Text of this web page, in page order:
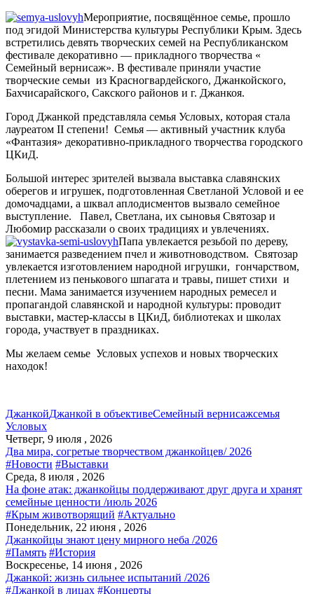
Мероприятие, посвящённое семье, прошло
под эгидой Министерства культуры Республики Крым. Здесь
встретились девять творческих семей на Республиканском
фестивале декоративно — прикладного творчества «
Семейный вернисаж». В фестивале приняли участие
творческие семьи из Красногвардейского, Джанкойского,
Бахчисарайского, Сакского районов и г. Джанкоя.
Город Джанкой представляла семья Условых, которая стала
лауреатом II степени! Семья — активный участник клуба
«Фантазия» декоративно-прикладного творчества городского
ЦКиД.
Большой интерес зрителей вызвала выставка славянских
оберегов и игрушек, подготовленная Светланой Условой и ее
домочадцами, а шквал аплодисментов вызвало семейное
выступление. Павел, Светлана, их сыновья Святозар и
Любомир рассказали о своих традициях и увлечениях.
Папа увлекается резьбой по дереву,
занимается разведением пчел и животноводством. Святозар
увлекается изготовлением народной игрушки, гончарством,
плетением из пенькового шпагата и травы, пишет стихи и
песни. Мама занимается изучением народных ремесел и
пропагандой славянской и народной культуры: проводит
выставки, мастер-классы в ЦКиД, библиотеках и школах
города, участвует в праздниках.
Мы желаем семье Условых успехов и новых творческих
находок!
ДжанкойДжанкой в объективеСемейный вернисажсемья
Условых
Четверг, 9 июля , 2026
Два мира, согретые творчеством джанкойцев/ 2026
#Новости #Выставки
Среда, 8 июля , 2026
На фоне атак: джанкойцы поддерживают друг друга и хранят
семейные ценности /июль 2026
#Крым животворящий #Актуально
Понедельник, 22 июня , 2026
Джанкойцы знают цену мирного неба /2026
#Память #История
Воскресенье, 14 июня , 2026
Джанкой: жизнь сильнее испытаний /2026
#Джанкой в лицах #Концерты